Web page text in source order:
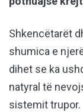
Shkencëtarët
shumica e
dihet se ka
natyral të
sistemit trupor.